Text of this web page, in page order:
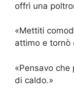
offrì una
«Mettiti
attimo e tornò
«Pensavo
di caldo.»